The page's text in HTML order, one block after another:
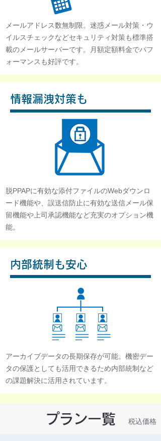
メールアドレス数無制限。迷惑メール対策・ウ
イルスチェックなどセキュリティ対策も標準搭
載のメールサーバーです。月額定額料金でパフ
ォーマンスも好評です。
情報漏洩対策も
脱PPAPに有効な添付ファイルのWebダウンロ
ード機能や、誤送信防止に有効な送信メール保
留機能や上司承認機能など充実のオプション機
能。
内部統制も安心
アーカイブデータの長期保存が可能。機密デー
タの保護としても活用できるため内部統制など
の課題解決に活用されています。
プラン一覧 税込価格